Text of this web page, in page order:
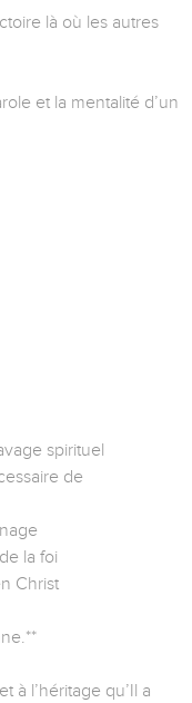
là où les autres
et la mentalité d’un
spirituel
de
la foi
Christ
à l’héritage qu’Il a